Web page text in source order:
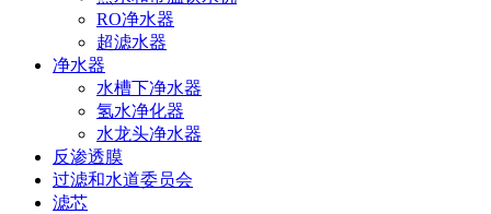
RO净水器
超滤水器
净水器
水槽下净水器
氢水净化器
水龙头净水器
反渗透膜
过滤和水道委员会
滤芯